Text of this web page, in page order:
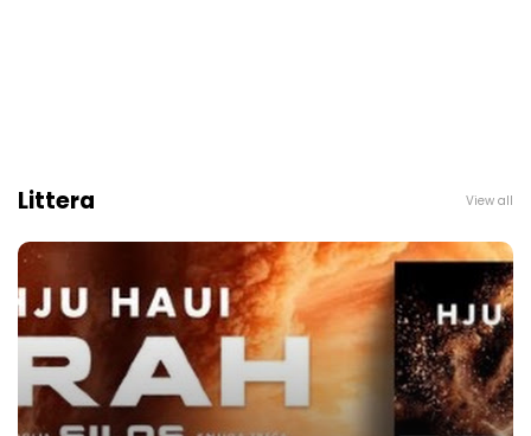
Littera View all